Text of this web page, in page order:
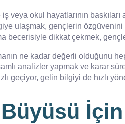
okul hayatlarının baskıları
ulaşmak, gençlerin özgüvenini
becerisiyle dikkat çekmek,
ne kadar değerli olduğunu
analizler yapmak ve karar
geçiyor, gelin bilgiyi de hızlı
Büyüsü